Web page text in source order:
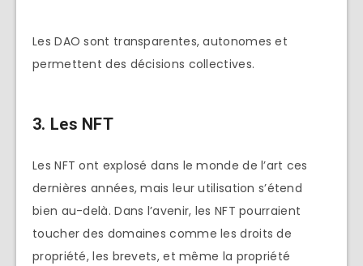
Les DAO sont transparentes, autonomes et
permettent des décisions collectives.
3. Les NFT
Les NFT ont explosé dans le monde de l’art ces
dernières années, mais leur utilisation s’étend
bien au-delà. Dans l’avenir, les NFT pourraient
toucher des domaines comme les droits de
propriété, les brevets, et même la propriété